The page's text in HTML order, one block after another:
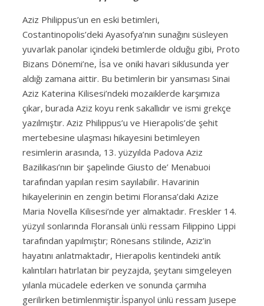
Aziz Philippus’un en eski betimleri,
Costantinopolis’deki Ayasofya’nın sunağını süsleyen
yuvarlak panolar içindeki betimlerde olduğu gibi, Proto
Bizans Dönemi’ne, İsa ve oniki havari siklusunda yer
aldığı zamana aittir. Bu betimlerin bir yansıması Sinai
Aziz Katerina Kilisesi’ndeki mozaiklerde karşımıza
çıkar, burada Aziz koyu renk sakallıdır ve ismi grekçe
yazılmıştır. Aziz Philippus’u ve Hierapolis’de şehit
mertebesine ulaşması hikayesini betimleyen
resimlerin arasında, 13. yüzyılda Padova Aziz
Bazilikası’nın bir şapelinde Giusto de’ Menabuoi
tarafından yapılan resim sayılabilir. Havarinin
hikayelerinin en zengin betimi Floransa’daki Azize
Maria Novella Kilisesi’nde yer almaktadır. Freskler 14.
yüzyıl sonlarında Floransalı ünlü ressam Filippino Lippi
tarafından yapılmıştır; Rönesans stilinde, Aziz’in
hayatını anlatmaktadır, Hierapolis kentindeki antik
kalıntıları hatırlatan bir peyzajda, şeytanı simgeleyen
yılanla mücadele ederken ve sonunda çarmıha
gerilirken betimlenmiştir.İspanyol ünlü ressam Jusepe